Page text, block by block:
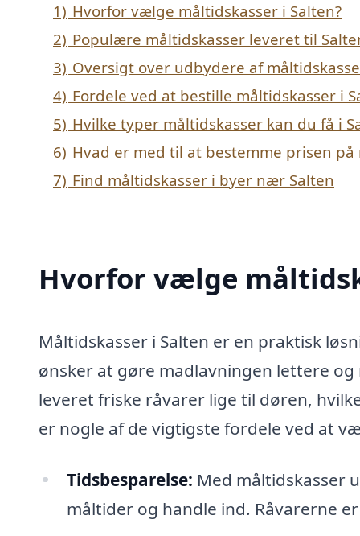
1) Hvorfor vælge måltidskasser i Salten?
2) Populære måltidskasser leveret til
3) Oversigt over udbydere af
4) Fordele ved at bestille måltidskasser i
5) Hvilke typer måltidskasser kan du få i
6) Hvad er med til at bestemme prisen på
7) Find måltidskasser i byer nær Salten
Hvorfor vælge
Måltidskasser i Salten er en praktisk
ønsker at gøre madlavningen lettere
leveret friske råvarer lige til døren,
er nogle af de vigtigste fordele ved at
Tidsbesparelse: Med måltidskasser
måltider og handle ind. Råvarerne